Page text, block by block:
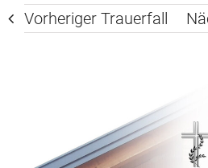
Vorheriger Trauerfall